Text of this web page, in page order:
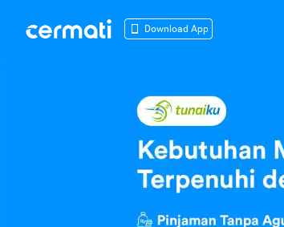
Download App